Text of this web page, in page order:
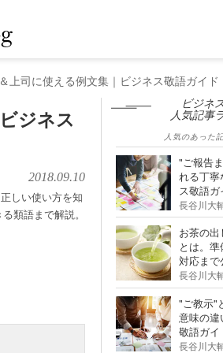
上司に使える例文集｜ビジネス敬語ガイド
ジネス
2018.09.10
しい使い方を知
類語まで解説。
ビジネ
人気記事
人気のあった
"ご報告
れる丁寧
ス敬語ガ
長谷川大
お茶の
とは。
対応まで
長谷川大
"ご教示"
意味の違
敬語ガイ
長谷川大